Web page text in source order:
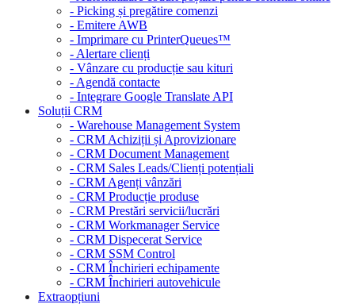
- Picking și pregătire comenzi
- Emitere AWB
- Imprimare cu PrinterQueues™
- Alertare clienți
- Vânzare cu producție sau kituri
- Agendă contacte
- Integrare Google Translate API
Soluții CRM
- Warehouse Management System
- CRM Achiziții și Aprovizionare
- CRM Document Management
- CRM Sales Leads/Clienți potențiali
- CRM Agenți vânzări
- CRM Producție produse
- CRM Prestări servicii/lucrări
- CRM Workmanager Service
- CRM Dispecerat Service
- CRM SSM Control
- CRM Închirieri echipamente
- CRM Închirieri autovehicule
Extraopțiuni